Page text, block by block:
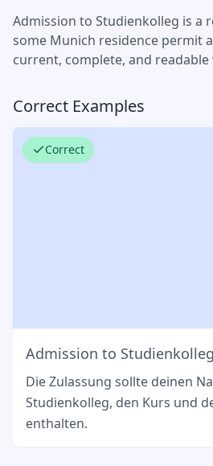
Admission to Studienkolleg is a
some Munich residence permit
current, complete, and readable
Correct Examples
Correct
Admission to Studienkolleg
Die Zulassung sollte deinen
Studienkolleg, den Kurs und
enthalten.